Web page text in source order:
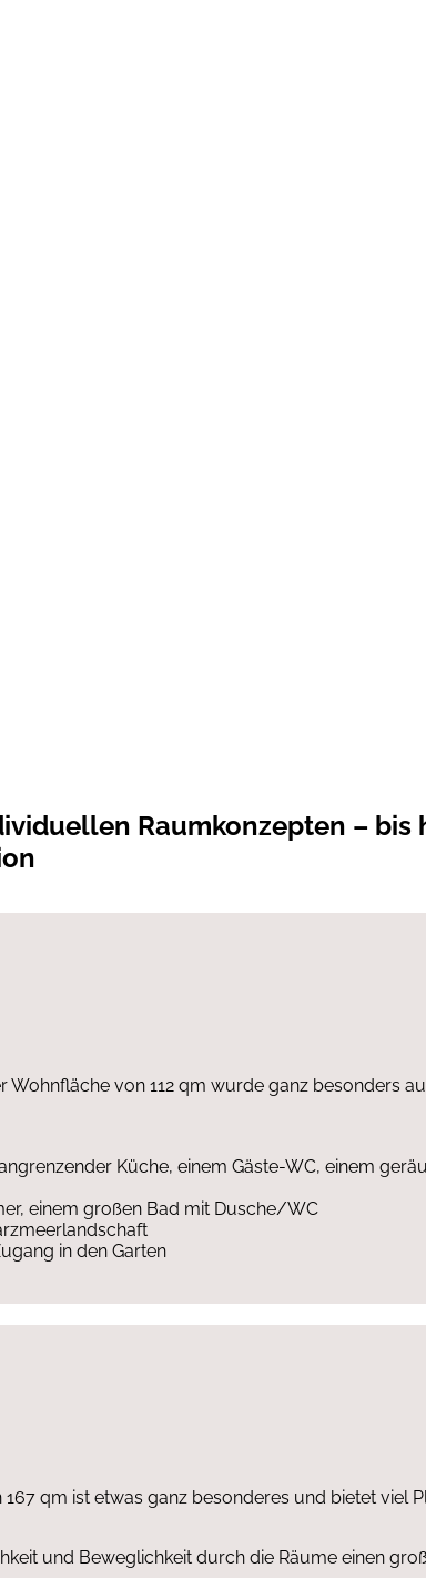
Raumkonzepten –
Wohnfläche von 112 qm wurde ganz besonders
Küche, einem Gäste-WC, einem
einem großen Bad mit Dusche/WC
in den Garten
qm ist etwas ganz besonderes und bietet viel
und Beweglichkeit durch die Räume einen